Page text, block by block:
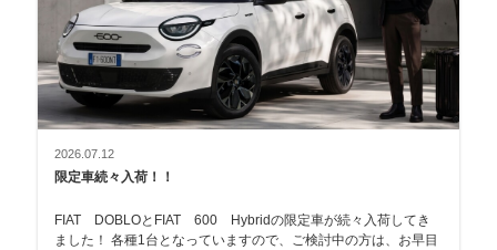
2026.07.12
限定車続々入荷！！
FIAT DOBLOとFIAT 600 Hybridの限定車が続々入荷してき
ました！ 各種1台となっていますので、ご検討中の方は、お早目